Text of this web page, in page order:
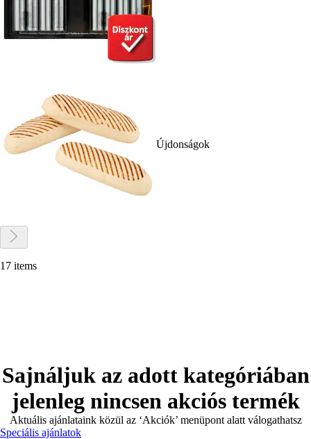
Újdonságok
17 items
Sajnáljuk az adott kategóriában
jelenleg nincsen akciós termék
Aktuális ajánlataink közül az ‘Akciók’ menüpont alatt válogathatsz
Speciális ajánlatok